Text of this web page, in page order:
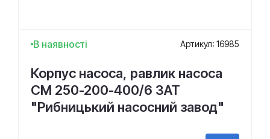
В наявності Артикул: 16985
Корпус насоса, равлик насоса
СМ 250-200-400/6 ЗАТ
"Рибницький насосний завод"